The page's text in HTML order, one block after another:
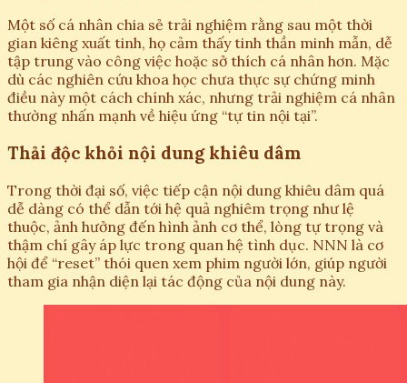
Một số cá nhân chia sẻ trải nghiệm rằng sau một thời
gian kiêng xuất tinh, họ cảm thấy tinh thần minh mẫn, dễ
tập trung vào công việc hoặc sở thích cá nhân hơn. Mặc
dù các nghiên cứu khoa học chưa thực sự chứng minh
điều này một cách chính xác, nhưng trải nghiệm cá nhân
thường nhấn mạnh về hiệu ứng “tự tin nội tại”.
Thải độc khỏi nội dung khiêu dâm
Trong thời đại số, việc tiếp cận nội dung khiêu dâm quá
dễ dàng có thể dẫn tới hệ quả nghiêm trọng như lệ
thuộc, ảnh hưởng đến hình ảnh cơ thể, lòng tự trọng và
thậm chí gây áp lực trong quan hệ tình dục. NNN là cơ
hội để “reset” thói quen xem phim người lớn, giúp người
tham gia nhận diện lại tác động của nội dung này.